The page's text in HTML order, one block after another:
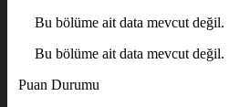
Bu bölüme ait data mevcut değil.
Bu bölüme ait data mevcut değil.
Puan Durumu